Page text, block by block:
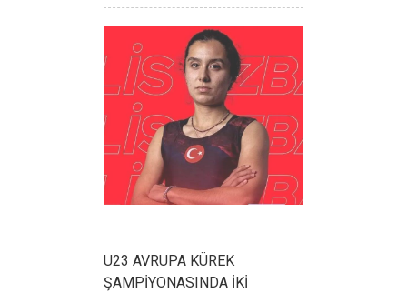
U23 AVRUPA KÜREK
ŞAMPİYONASINDA İKİ